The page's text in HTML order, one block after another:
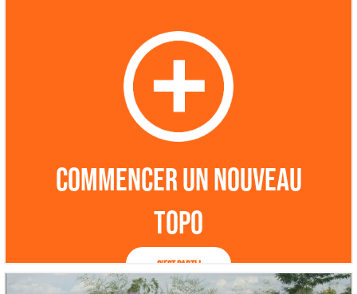
Commencer un nouveau
topo
C'est parti !